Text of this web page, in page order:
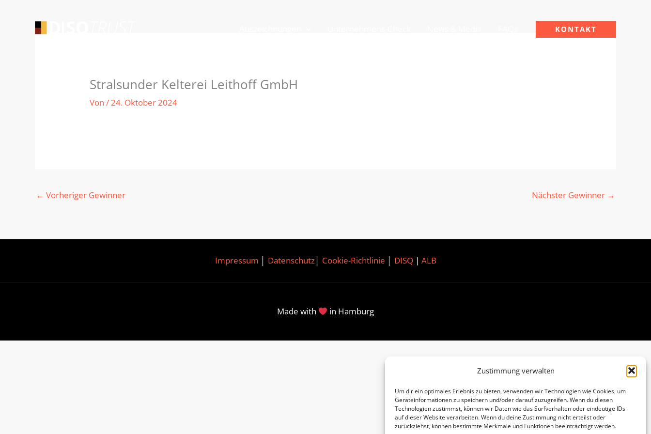
Zustimmung verwalten
Um dir ein optimales Erlebnis zu bieten, verwenden wir Technologien wie Cookies, um
Geräteinformationen zu speichern und/oder darauf zuzugreifen. Wenn du diesen
Technologien zustimmst, können wir Daten wie das Surfverhalten oder eindeutige IDs
auf dieser Website verarbeiten. Wenn du deine Zustimmung nicht erteilst oder
zurückziehst, können bestimmte Merkmale und Funktionen beeinträchtigt werden.
KONTAKT
Stralsunder Kelterei Leithoff GmbH
Von/24. Oktober 2024
← Vorheriger Gewinner Nächster Gewinner →
Impressum Datenschutz│ Cookie-Richtlinie DISQ| ALB
Made with in Hamburg